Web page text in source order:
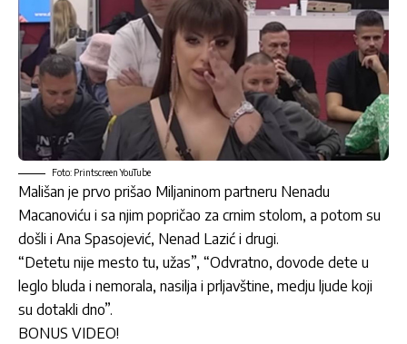
Foto: Printscreen YouTube
Mališan je prvo prišao Miljaninom partneru Nenadu
Macanoviću i sa njim popričao za crnim stolom, a potom su
došli i Ana Spasojević, Nenad Lazić i drugi.
“Detetu nije mesto tu, užas”, “Odvratno, dovode dete u
leglo bluda i nemorala, nasilja i prljavštine, medju ljude koji
su dotakli dno”.
BONUS VIDEO!